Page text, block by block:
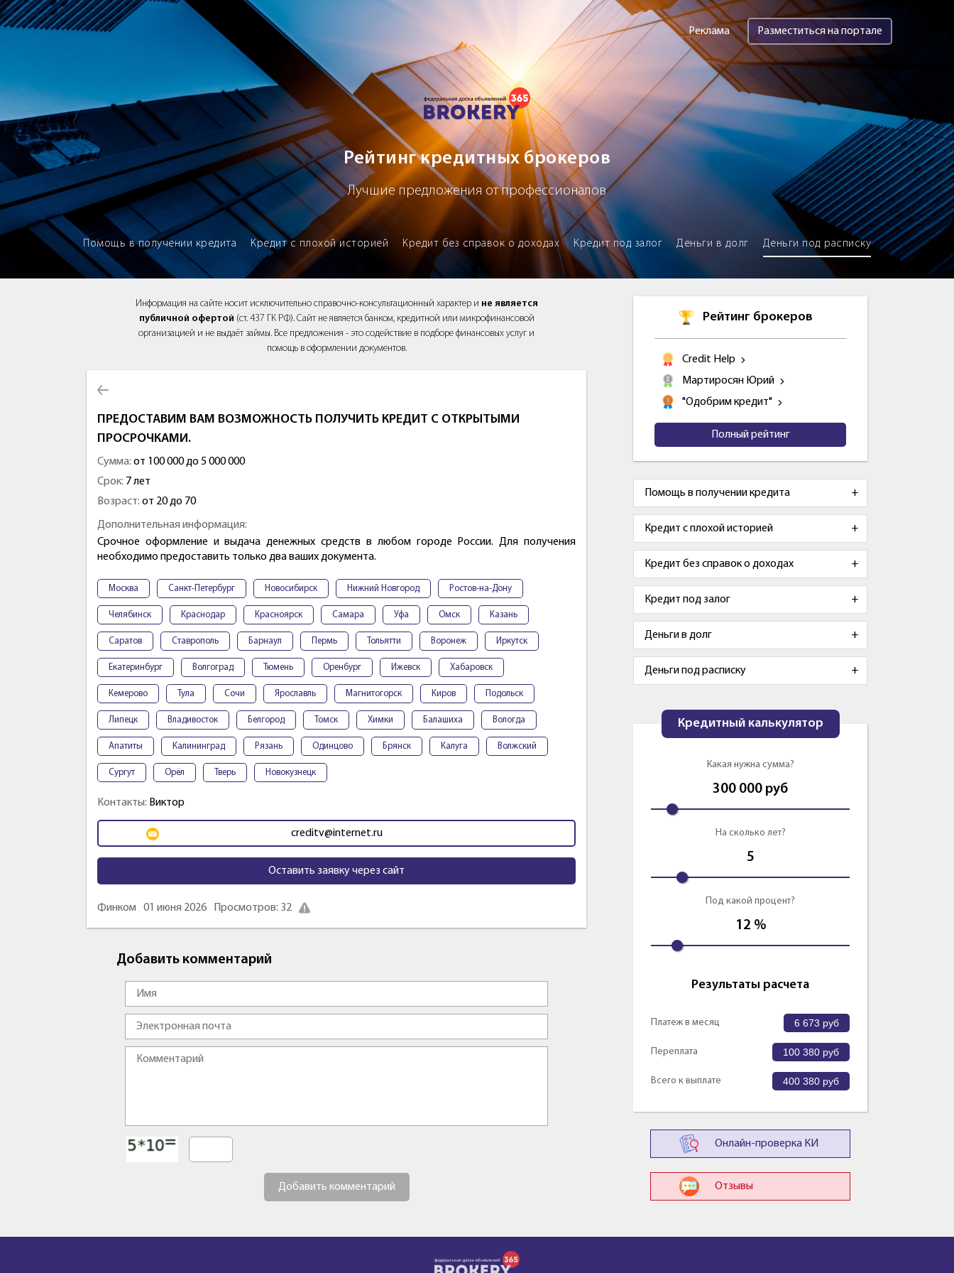
Brokery365 - Рейтинг кредитных брокеров
Реклама Разместиться на портале
Рейтинг кредитных брокеров
Лучшие предложения от профессионалов
Помощь в получении кредита Кредит с плохой историей Кредит без справок о доходах Кредит под залог Деньги в долг Деньги под расписку
Информация на сайте носит исключительно справочно-консультационный характер и не является
публичной офертой (ст. 437 ГК РФ). Сайт не является банком, кредитной или микрофинансовой
организацией и не выдаёт займы. Все предложения - это содействие в подборе финансовых услуг и
помощь в оформлении документов.
ПРЕДОСТАВИМ ВАМ ВОЗМОЖНОСТЬ ПОЛУЧИТЬ КРЕДИТ С ОТКРЫТЫМИ
ПРОСРОЧКАМИ.
Сумма: от 100 000 до 5 000 000
Срок: 7 лет
Возраст: от 20 до 70
Дополнительная информация:
Срочное оформление и выдача денежных средств в любом городе России. Для получения
необходимо предоставить только два ваших документа.
Москва Санкт-Петербург Новосибирск Нижний Новгород Ростов-на-Дону
Челябинск Краснодар Красноярск Самара Уфа Омск Казань
Саратов Ставрополь Барнаул Пермь Тольятти Воронеж Иркутск
Екатеринбург Волгоград Тюмень Оренбург Ижевск Хабаровск
Кемерово Тула Сочи Ярославль Магнитогорск Киров Подольск
Липецк Владивосток Белгород Томск Химки Балашиха Вологда
Апатиты Калининград Рязань Одинцово Брянск Калуга Волжский
Сургут Орёл Тверь Новокузнецк
Контакты: Виктор
creditv@internet.ru
Оставить заявку через сайт
Финком 01 июня 2026 Просмотров: 32
Добавить комментарий
Добавить комментарий
Рейтинг брокеров
Credit Help
Мартиросян Юрий
"Одобрим кредит"
Полный рейтинг
Помощь в получении кредита
Кредит с плохой историей
Кредит без справок о доходах
Кредит под залог
Деньги в долг
Деньги под расписку
Кредитный калькулятор
Какая нужна сумма?
300 000 руб
На сколько лет?
5
Под какой процент?
12 %
Результаты расчета
Платеж в месяц 6 673 руб
Переплата 100 380 руб
Всего к выплате 400 380 руб
Онлайн-проверка КИ
Отзывы